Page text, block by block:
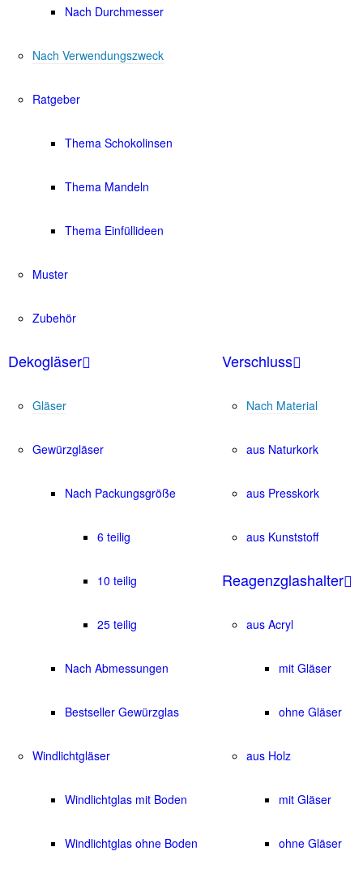
Nach Durchmesser
Nach Verwendungszweck
Ratgeber
Thema Schokolinsen
Thema Mandeln
Thema Einfüllideen
Muster
Zubehör
Dekogläser
Gläser
Gewürzgläser
Nach Packungsgröße
6 teilig
10 teilig
25 teilig
Nach Abmessungen
Bestseller Gewürzglas
Windlichtgläser
Windlichtglas mit Boden
Windlichtglas ohne Boden
Verschluss
Nach Material
aus Naturkork
aus Presskork
aus Kunststoff
Reagenzglashalter
aus Acryl
mit Gläser
ohne Gläser
aus Holz
mit Gläser
ohne Gläser